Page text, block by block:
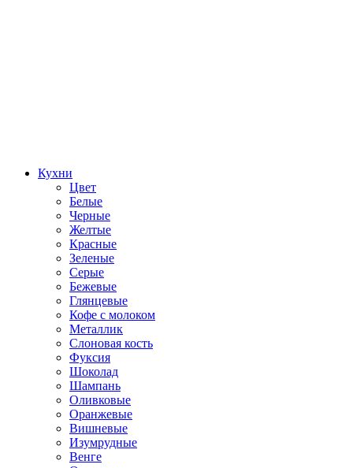
Кухни
Цвет
Белые
Черные
Желтые
Красные
Зеленые
Серые
Бежевые
Глянцевые
Кофе с молоком
Металлик
Слоновая кость
Фуксия
Шоколад
Шампань
Оливковые
Оранжевые
Вишневые
Изумрудные
Венге